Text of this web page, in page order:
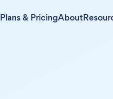
Plans & PricingAbout